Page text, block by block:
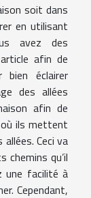
soit dans
en utilisant
avez des
afin de
bien éclairer
des allées
afin de
ils mettent
allées. Ceci va
qu’il
une facilité à
Cependant,